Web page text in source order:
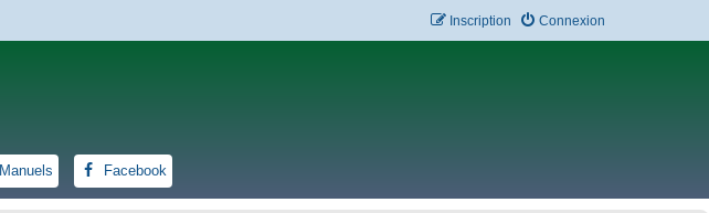
Connexion
Inscription
Manuels Facebook